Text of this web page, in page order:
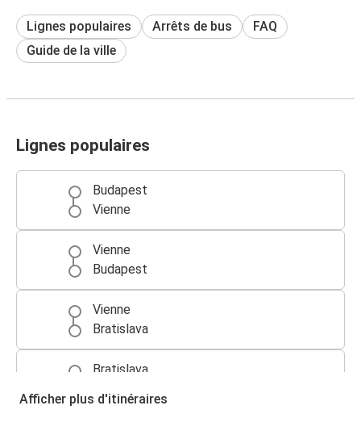
Lignes populaires Arrêts de bus
FAQ
Guide de la ville
Lignes populaires
Budapest
Vienne
Vienne
Budapest
Vienne
Bratislava
Bratislava
Afficher plus d'itinéraires